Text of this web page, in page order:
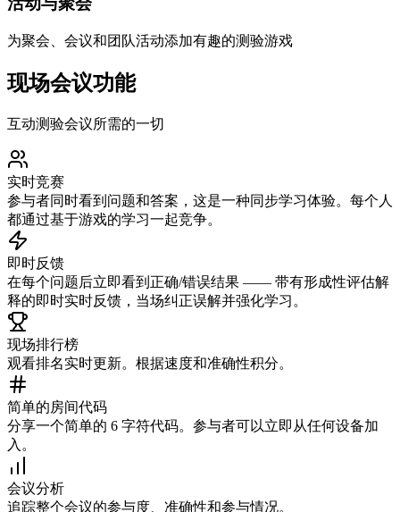
为聚会、会议和团队活动添加有趣的测验游戏
现场会议功能
互动测验会议所需的一切
实时竞赛
参与者同时看到问题和答案，这是一种同步学习体验。每个人
都通过基于游戏的学习一起竞争。
即时反馈
在每个问题后立即看到正确/错误结果 —— 带有形成性评估解
释的即时实时反馈，当场纠正误解并强化学习。
现场排行榜
观看排名实时更新。根据速度和准确性积分。
简单的房间代码
分享一个简单的 6 字符代码。参与者可以立即从任何设备加
入。
会议分析
追踪整个会议的参与度、准确性和参与情况。